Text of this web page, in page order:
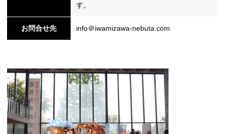
す。
お問合せ先 info＠iwamizawa-nebuta.com